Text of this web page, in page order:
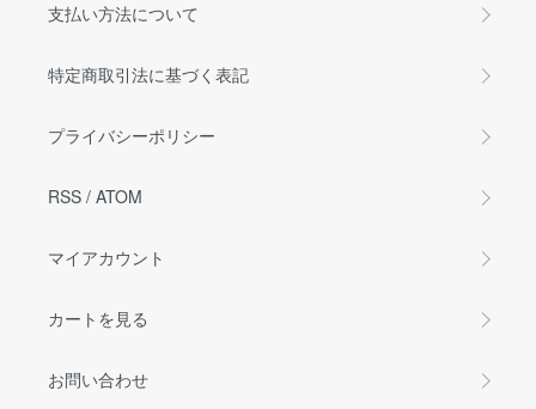
支払い方法について
特定商取引法に基づく表記
プライバシーポリシー
RSS / ATOM
マイアカウント
カートを見る
お問い合わせ